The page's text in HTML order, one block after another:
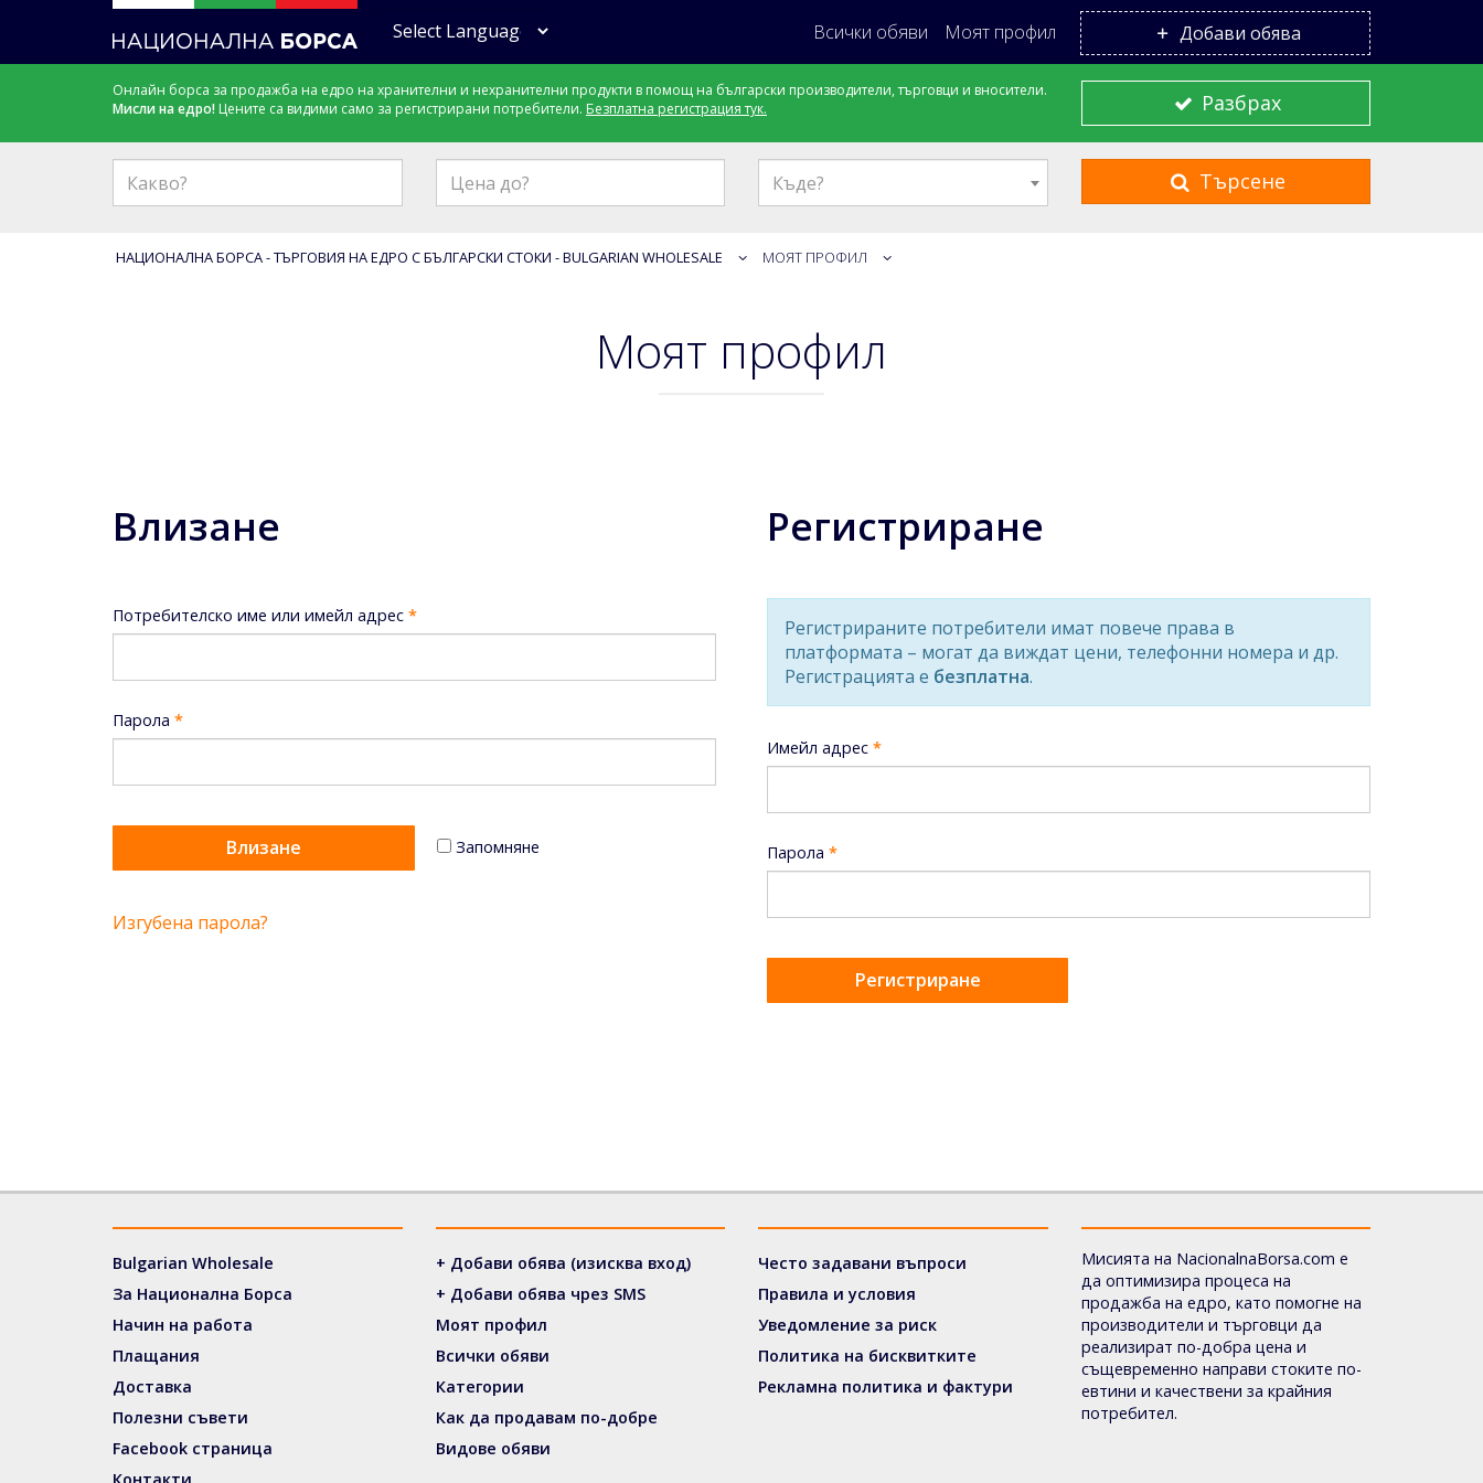
Всички обяви Моят профил Добави обява
Онлайн борса за продажба на едро на хранителни и нехранителни продукти в помощ на български производители, търговци и вносители.
Мисли на едро! Цените са видими само за регистрирани потребители. Безплатна регистрация тук. Разбрах
Къде? Търсене
НАЦИОНАЛНА БОРСА - ТЪРГОВИЯ НА ЕДРО С БЪЛГАРСКИ СТОКИ - BULGARIAN WHOLESALE МОЯТ ПРОФИЛ
Моят профил
Влизане
Потребителско име или имейл адрес *
Парола *
Запомняне
Изгубена парола?
Регистриране
Регистрираните потребители имат повече права в
платформата – могат да виждат цени, телефонни номера и др.
Регистрацията е безплатна.
Имейл адрес *
Парола *
Bulgarian Wholesale
За Национална Борса
Начин на работа
Плащания
Доставка
Полезни съвети
Facebook страница
+ Добави обява (изисква вход)
+ Добави обява чрез SMS
Моят профил
Всички обяви
Категории
Как да продавам по-добре
Видове обяви
Често задавани въпроси
Правила и условия
Уведомление за риск
Политика на бисквитките
Рекламна политика и фактури
Мисията на NacionalnaBorsa.com е
да оптимизира процеса на
продажба на едро, като помогне на
производители и търговци да
реализират по-добра цена и
същевременно направи стоките по-
евтини и качествени за крайния
потребител.